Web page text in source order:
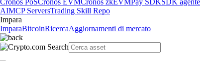
Cronos PoSCronos EVMCronos zkEVMPay SDKSDK agente
AIMCP ServersTrading Skill Repo
Impara
ImparaBitcoinRicercaAggiornamenti di mercato